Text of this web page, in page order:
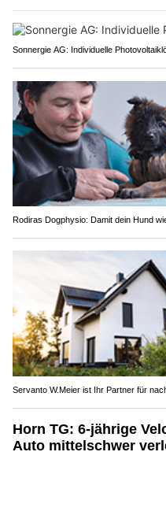
Sonnergie AG: Individuelle
Rodiras Dogphysio: Damit dein Hund
Servanto W.Meier ist Ihr Partner für
Horn TG: 6-jährige
Auto mittelschwer